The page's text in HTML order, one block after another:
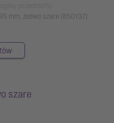
mm, żeliwo szare (850137)
szare